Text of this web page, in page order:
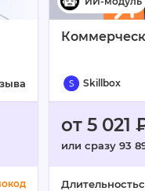
Skillbox
от 5 021
или сразу 93
Длительность